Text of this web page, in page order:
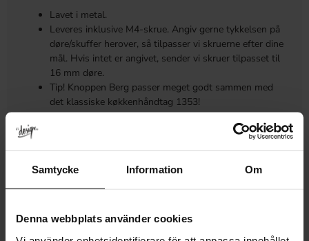
Samtycke Information Om
Denna webbplats använder cookies
Lavet i metal.
Leveres inklusive M4-skrue. Angiv gerne tykkelsen på
døre/skuffer herover, så tilpasser vi skruerne efter dine
mål. Hvis intet er angivet, sender vi skruer tilpasset til
16 mm døre.
Tip! Knoppen Berg passer meget godt sammen med
det klassiske køkkenhåndtag 1353!
MERE INFORMATION
ANMELDELSER